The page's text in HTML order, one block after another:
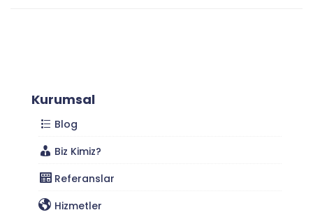
Kurumsal
Blog
Biz Kimiz?
Referanslar
Hizmetler